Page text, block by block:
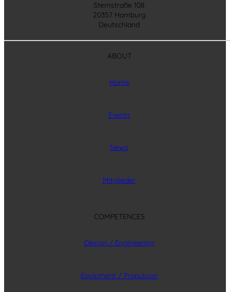
Sternstraße 108
20357 Hamburg
Deutschland
ABOUT
Home
Events
News
Mitglieder
COMPETENCES
Design / Engineering
Equipment / Propulsion